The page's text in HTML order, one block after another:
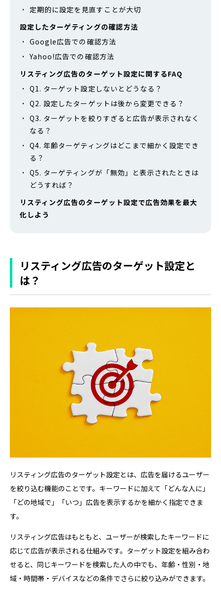
定期的に設定を見直すことが大切
設定したターゲティングの確認方法
Google広告での確認方法
Yahoo!広告での確認方法
リスティング広告のターゲット設定に関するFAQ
Q1. ターゲット設定しないとどうなる？
Q2. 設定したターゲットは後から変更できる？
Q3. ターゲットを絞りすぎると広告が表示されなく
なる？
Q4. 年齢ターゲティングはどこまで細かく設定でき
る？
Q5. ターゲティングが「無効」と表示されたときは
どうすれば？
リスティング広告のターゲット設定で広告効果を最大
化しよう
リスティング広告のターゲット設定と
は？
リスティング広告のターゲット設定とは、広告を届けるユーザー
を絞り込む機能のことです。キーワードに加えて「どんな人に」
「どの地域で」「いつ」広告を表示するかを細かく指定できま
す。
リスティング広告はもともと、ユーザーが検索したキーワードに
応じて広告が表示される仕組みです。ターゲット設定を組み合わ
せると、同じキーワードを検索した人の中でも、年齢・性別・地
域・時間帯・デバイスなどの条件でさらに絞り込みができます。